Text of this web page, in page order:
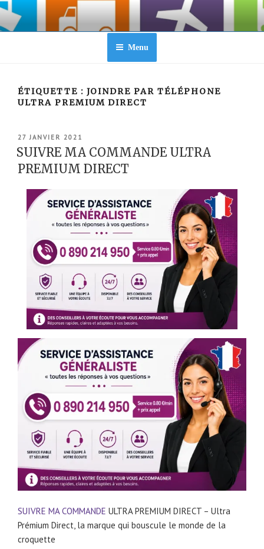
Aller
contenu
Menu
ÉTIQUETTE : JOINDRE PAR TÉLÉPHONE
ULTRA PREMIUM DIRECT
PUBLIÉ
LE
27 JANVIER 2021
SUIVRE MA COMMANDE ULTRA
PREMIUM DIRECT
SUIVRE MA COMMANDE ULTRA PREMIUM DIRECT – Ultra
Prémium Direct, la marque qui bouscule le monde de la
croquette